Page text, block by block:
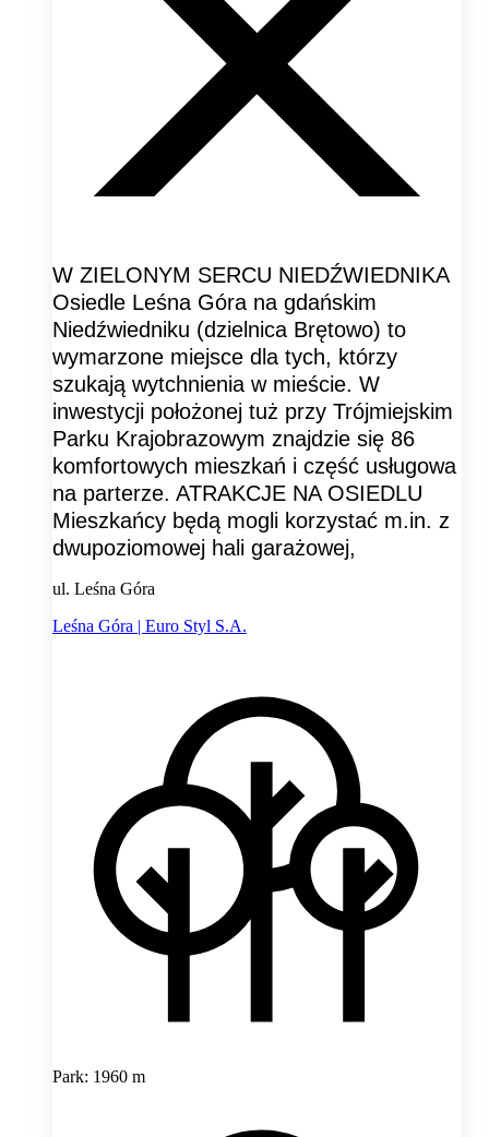
W ZIELONYM SERCU NIEDŹWIEDNIKA
Osiedle Leśna Góra na gdańskim
Niedźwiedniku (dzielnica Brętowo) to
wymarzone miejsce dla tych, którzy
szukają wytchnienia w mieście. W
inwestycji położonej tuż przy Trójmiejskim
Parku Krajobrazowym znajdzie się 86
komfortowych mieszkań i część usługowa
na parterze. ATRAKCJE NA OSIEDLU
Mieszkańcy będą mogli korzystać m.in. z
dwupoziomowej hali garażowej,
ul. Leśna Góra
Leśna Góra | Euro Styl S.A.
Park: 1960 m